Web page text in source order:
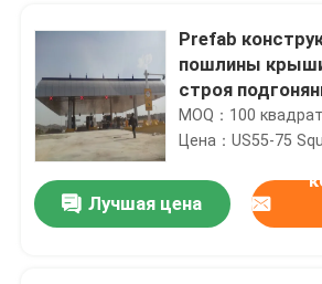
Prefab
пошлины
строя
MOQ：100
Цена：US55-75
Лучшая цена